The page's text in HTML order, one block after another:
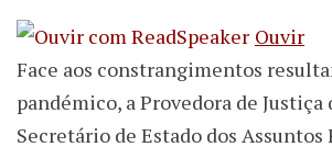
Ouvir
Face aos constrangimentos
pandémico, a Provedora de
Secretário de Estado dos Assuntos